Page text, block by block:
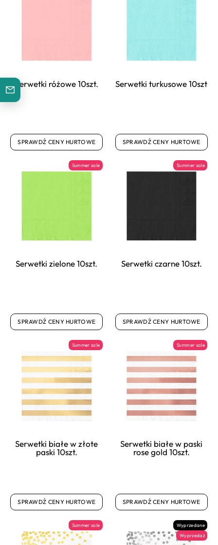
Serwetki różowe 10szt.
SPRAWDŹ CENY HURTOWE
Serwetki turkusowe 10szt
SPRAWDŹ CENY HURTOWE
Summer sale
Serwetki zielone 10szt.
SPRAWDŹ CENY HURTOWE
Summer sale
Serwetki czarne 10szt.
SPRAWDŹ CENY HURTOWE
Summer sale
Serwetki białe w złote
paski 10szt.
SPRAWDŹ CENY HURTOWE
Summer sale
Serwetki białe w paski
rose gold 10szt.
SPRAWDŹ CENY HURTOWE
Summer sale
Wyprzedane
Wyprzedaż